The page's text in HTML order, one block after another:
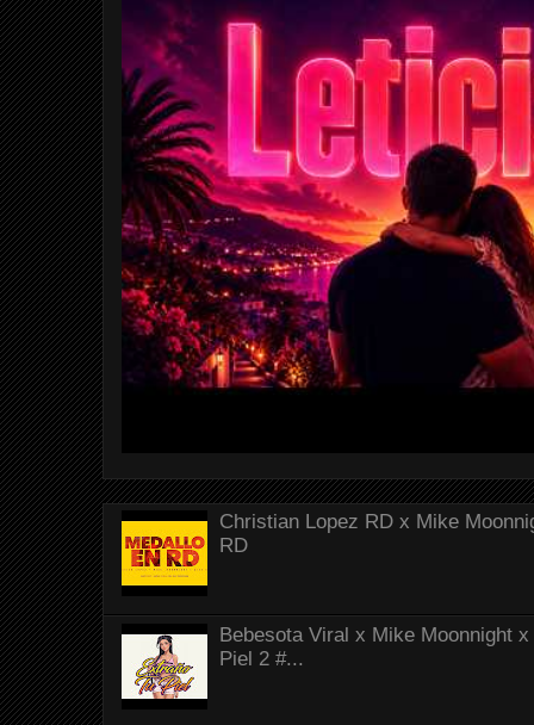
Christian Lopez RD x Mike
RD
Bebesota Viral x Mike Moonnight
Piel 2 #...